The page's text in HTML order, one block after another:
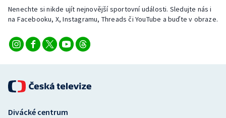
Nenechte si nikde ujít nejnovější sportovní události. Sledujte nás i
na Facebooku, X, Instagramu, Threads či YouTube a buďte v obraze.
Divácké centrum